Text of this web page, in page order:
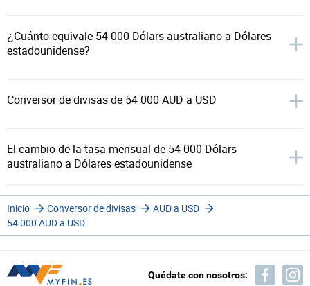
¿Cuánto equivale 54 000 Dólars australiano a Dólares
estadounidense?
Conversor de divisas de 54 000 AUD a USD
El cambio de la tasa mensual de 54 000 Dólars
australiano a Dólares estadounidense
Inicio Conversor de divisas
AUD a USD
54 000 AUD a USD
Quédate con nosotros: